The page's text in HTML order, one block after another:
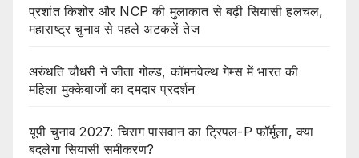
प्रशांत किशोर और NCP की मुलाकात से बढ़ी सियासी हलचल,
महाराष्ट्र चुनाव से पहले अटकलें तेज
अरुंधति चौधरी ने जीता गोल्ड, कॉमनवेल्थ गेम्स में भारत की
महिला मुक्केबाजों का दमदार प्रदर्शन
यूपी चुनाव 2027: चिराग पासवान का ट्रिपल-P फॉर्मूला, क्या
बदलेगा सियासी समीकरण?